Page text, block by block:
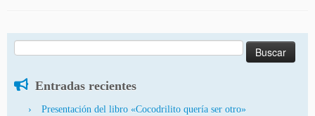
Entradas recientes
Presentación del libro «Cocodrilito quería ser otro»